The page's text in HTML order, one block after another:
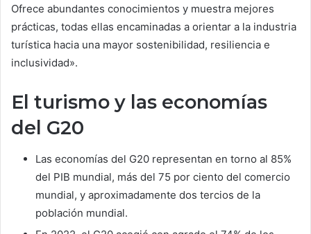
Ofrece abundantes conocimientos y muestra mejores
prácticas, todas ellas encaminadas a orientar a la industria
turística hacia una mayor sostenibilidad, resiliencia e
inclusividad».
El turismo y las economías
del G20
Las economías del G20 representan en torno al 85%
del PIB mundial, más del 75 por ciento del comercio
mundial, y aproximadamente dos tercios de la
población mundial.